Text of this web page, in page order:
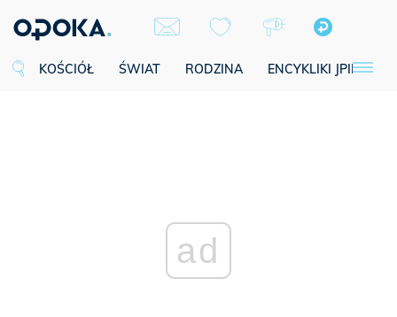
KOŚCIÓŁ ŚWIAT RODZINA ENCYKLIKI JPII
ad